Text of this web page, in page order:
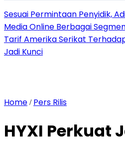
Sesuai Permintaan Penyidik,
Media Online Berbagai
Tarif Amerika Serikat
Jadi Kunci
Home / Pers Rilis
HYXI Perkuat